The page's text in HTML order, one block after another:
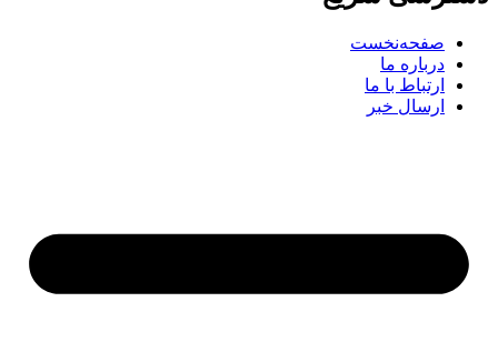
صفحه‌نخست
درباره ما
ارتباط با ما
ارسال خبر